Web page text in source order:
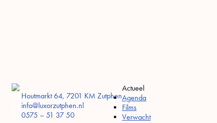
Houtmarkt 64, 7201 KM Zutphen
info@luxorzutphen.nl
0575 – 51 37 50
Actueel
Agenda
Films
Verwacht